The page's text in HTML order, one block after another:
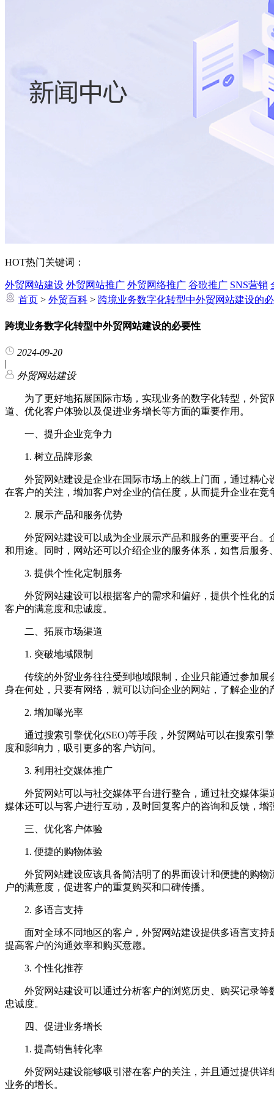
HOT热门关键词：
外贸网站建设 外贸网站推广 外贸网络推广 谷歌推广 SNS营销
首页 > 外贸百科 > 跨境业务数字化转型中外贸网站建设的
跨境业务数字化转型中外贸网站建设的必要性
2024-09-20
|
外贸网站建设
为了更好地拓展国际市场，实现业务的数字化转型，外贸
道、优化客户体验以及促进业务增长等方面的重要作用。
一、提升企业竞争力
1. 树立品牌形象
外贸网站建设是企业在国际市场上的线上门面，通过精心
在客户的关注，增加客户对企业的信任度，从而提升企业在竞
2. 展示产品和服务优势
外贸网站建设可以成为企业展示产品和服务的重要平台。
和用途。同时，网站还可以介绍企业的服务体系，如售后服
3. 提供个性化定制服务
外贸网站建设可以根据客户的需求和偏好，提供个性化的
客户的满意度和忠诚度。
二、拓展市场渠道
1. 突破地域限制
传统的外贸业务往往受到地域限制，企业只能通过参加展
身在何处，只要有网络，就可以访问企业的网站，了解企业
2. 增加曝光率
通过搜索引擎优化(SEO)等手段，外贸网站可以在搜索引
度和影响力，吸引更多的客户访问。
3. 利用社交媒体推广
外贸网站可以与社交媒体平台进行整合，通过社交媒体渠
媒体还可以与客户进行互动，及时回复客户的咨询和反馈，增
三、优化客户体验
1. 便捷的购物体验
外贸网站建设应该具备简洁明了的界面设计和便捷的购物
户的满意度，促进客户的重复购买和口碑传播。
2. 多语言支持
面对全球不同地区的客户，外贸网站建设提供多语言支持
提高客户的沟通效率和购买意愿。
3. 个性化推荐
外贸网站建设可以通过分析客户的浏览历史、购买记录等
忠诚度。
四、促进业务增长
1. 提高销售转化率
外贸网站建设能够吸引潜在客户的关注，并且通过提供详
业务的增长。